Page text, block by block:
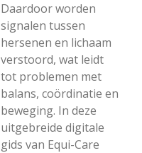
Daardoor worden
signalen tussen
hersenen en lichaam
verstoord, wat leidt
tot problemen met
balans, coördinatie en
beweging. In deze
uitgebreide digitale
gids van Equi-Care